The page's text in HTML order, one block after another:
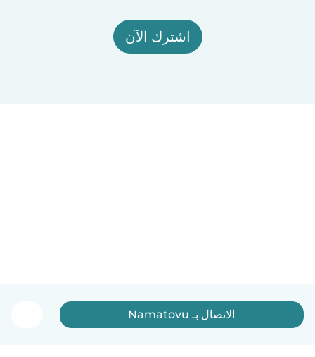
اشترك الآن
الاتصال بـ Namatovu